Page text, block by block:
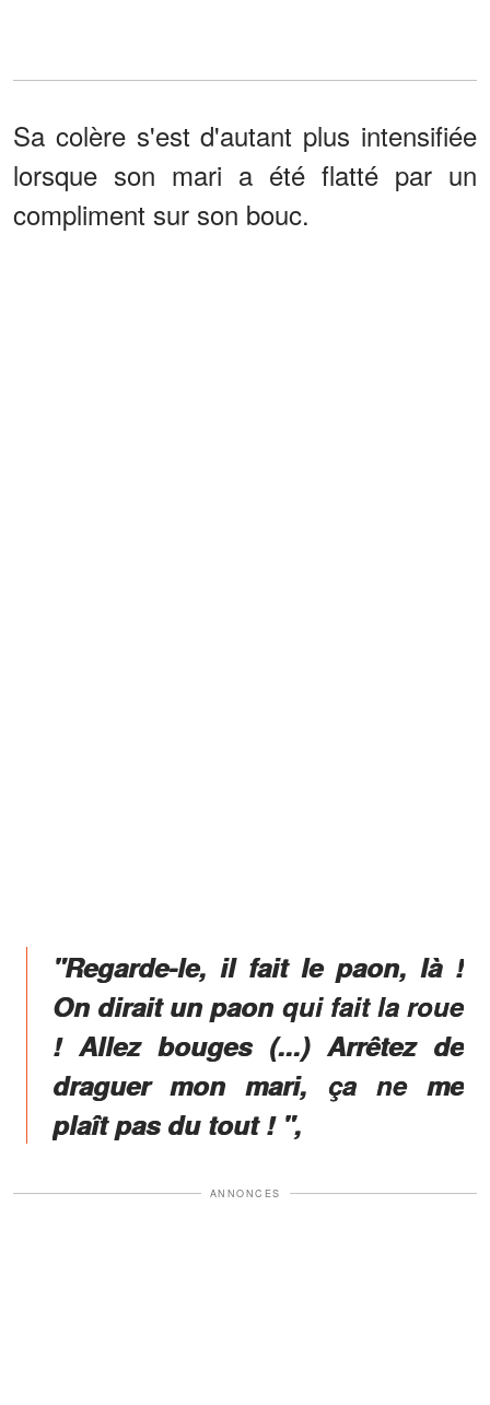
Sa colère s'est d'autant plus intensifiée
lorsque son mari a été flatté par un
compliment sur son bouc.
"Regarde-le, il fait le paon, là !
On dirait un paon qui fait la roue
! Allez bouges (...) Arrêtez de
draguer mon mari, ça ne me
plaît pas du tout ! ",
ANNONCES